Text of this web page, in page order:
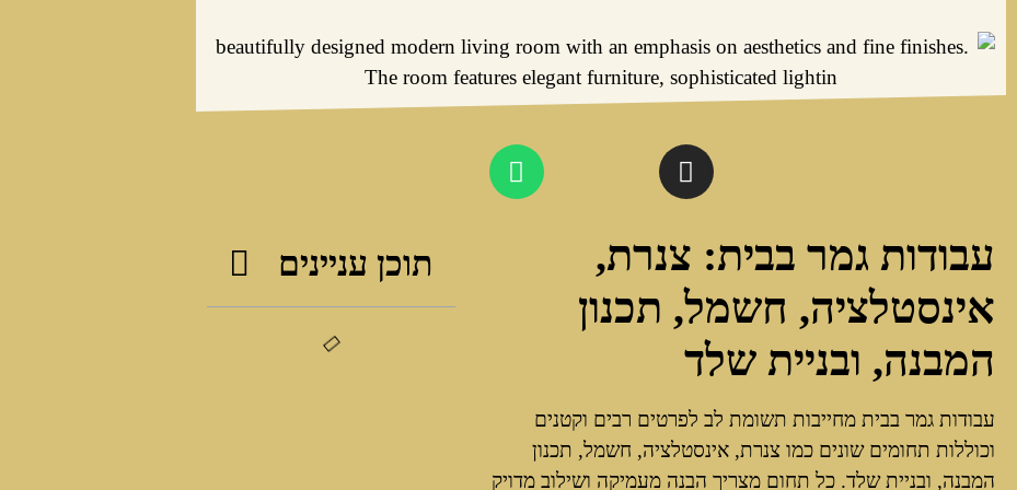
עבודות גמר בבית: צנרת,
אינסטלציה, חשמל, תכנון
המבנה, ובניית שלד
עבודות גמר בבית מחייבות תשומת לב לפרטים רבים וקטנים
וכוללות תחומים שונים כמו צנרת, אינסטלציה, חשמל, תכנון
המבנה, ובניית שלד. כל תחום מצריך הבנה מעמיקה ושילוב מדויק
תוכן עניינים